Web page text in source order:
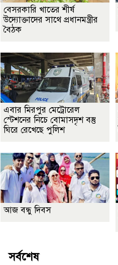
বেসরকারি খাতের শীর্ষ
উদ্যোক্তাদের সাথে প্রধানমন্ত্রীর
বৈঠক
এবার মিরপুর মেট্রোরেল
স্টেশনের নিচে বোমাসদৃশ বস্তু
ঘিরে রেখেছে পুলিশ
আজ বন্ধু দিবস
সর্বশেষ